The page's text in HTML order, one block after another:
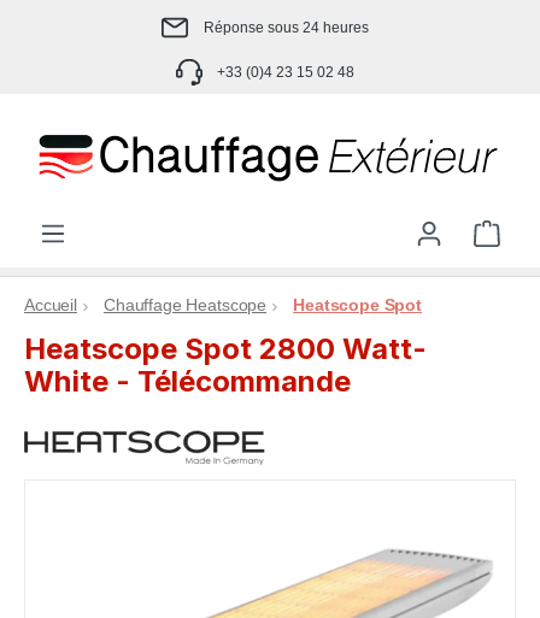
Passer au contenu principalRéponse sous 24 heures
+33 (0)4 23 15 02 48
Le
Accueil Chauffage Heatscope Heatscope Spot
Heatscope Spot 2800 Watt-
White - Télécommande